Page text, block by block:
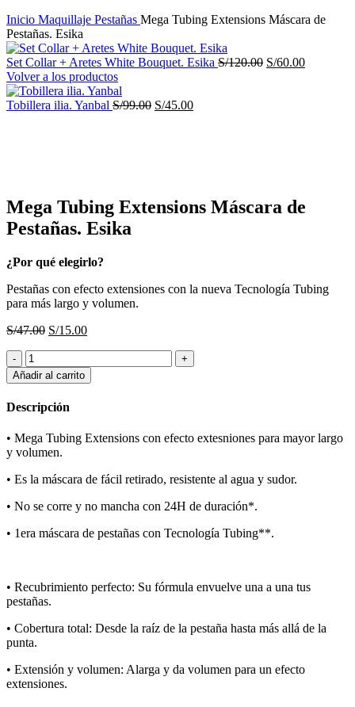
Inicio Maquillaje Pestañas Mega Tubing Extensions Máscara de
Pestañas. Esika
Set Collar + Aretes White Bouquet. Esika S/120.00 El
S/60.00El
Volver a los productos
Tobillera ilia. Yanbal S/99.00 El
S/45.00El
Mega Tubing Extensions Máscara de
Pestañas. Esika
¿Por qué elegirlo?
Pestañas con efecto extensiones con la nueva Tecnología Tubing
para más largo y volumen.
S/47.00 El
era:
S/47.00.
S/15.00El
es:
S/15.00.
Mega
Tubing
Extensions
Máscara
de
Esika
cantidad
Añadir al carrito
Descripción
• Mega Tubing Extensions con efecto extesniones para mayor largo
y volumen.
• Es la máscara de fácil retirado, resistente al agua y sudor.
• No se corre y no mancha con 24H de duración*.
• 1era máscara de pestañas con Tecnología Tubing**.
• Recubrimiento perfecto: Su fórmula envuelve una a una tus
pestañas.
• Cobertura total: Desde la raíz de la pestaña hasta más allá de la
punta.
• Extensión y volumen: Alarga y da volumen para un efecto
extensiones.